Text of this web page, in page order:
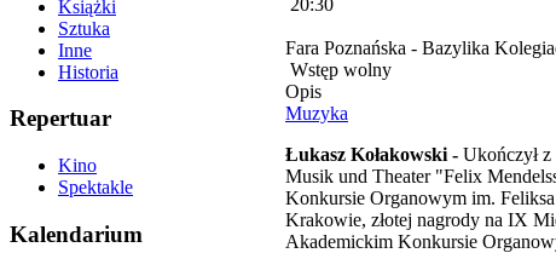
Książki
Sztuka
Inne
Historia
Repertuar
Kino
Spektakle
Kalendarium
20:30
Fara Poznańska - Bazylika
Wstęp wolny
Opis
Muzyka
Łukasz Kołakowski - Ukończył
Musik und Theater "Felix
Konkursie Organowym im.
Krakowie, złotej nagrody na IX
Akademickim Konkursie